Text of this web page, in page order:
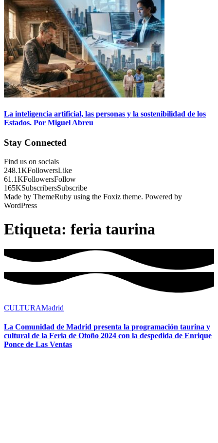
La inteligencia artificial, las personas y la sostenibilidad de los
Estados. Por Miguel Abreu
Stay Connected
Find us on socials
248.1KFollowersLike
61.1KFollowersFollow
165KSubscribersSubscribe
Made by ThemeRuby using the Foxiz theme. Powered by
WordPress
Etiqueta: feria taurina
CULTURAMadrid
La Comunidad de Madrid presenta la programación taurina y
cultural de la Feria de Otoño 2024 con la despedida de Enrique
Ponce de Las Ventas